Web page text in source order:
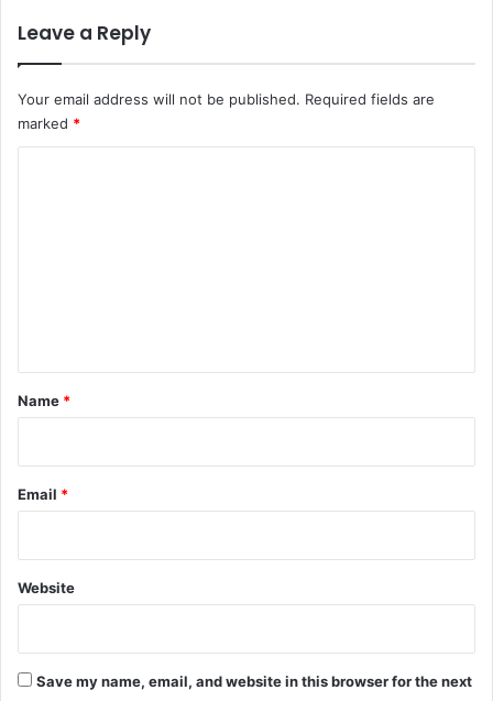
Leave a Reply
Your email address will not be published. Required fields are
marked *
*
Name *
Email *
Website
Save my name, email, and website in this browser for the next